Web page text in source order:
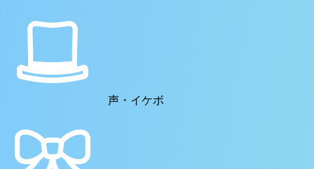
声・イケボ